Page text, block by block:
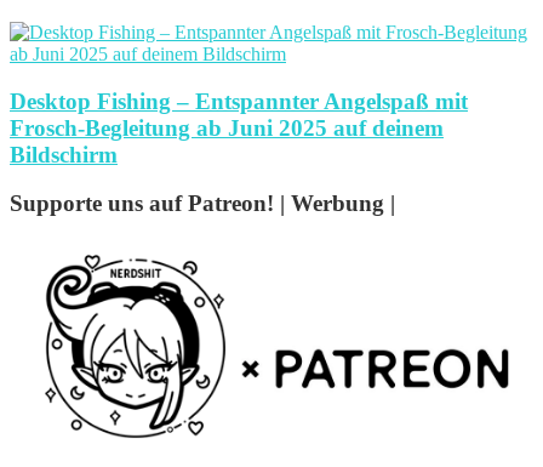
Desktop Fishing – Entspannter Angelspaß mit
Frosch-Begleitung ab Juni 2025 auf deinem
Bildschirm
Supporte uns auf Patreon! | Werbung |